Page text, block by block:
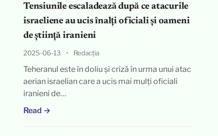
Tensiunile escaladează după ce atacurile
israeliene au ucis înalți oficiali și oameni
de știință iranieni
2025-06-13 • Redacția
Teheranul este în doliu și criză în urma unui atac
aerian israelian care a ucis mai mulți oficiali
iranieni de…
Read →